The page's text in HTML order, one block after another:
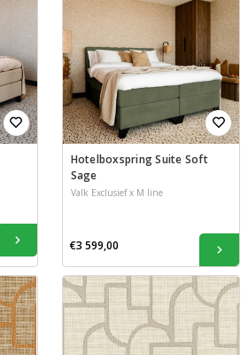
Hotelboxspring Suite Soft
Sage
Valk Exclusief x M line
€3 599,00